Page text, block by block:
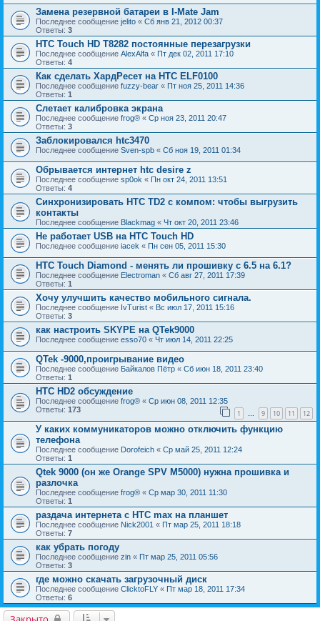
Замена резервной батареи в I-Mate Jam
Последнее сообщение jelito « Сб янв 21, 2012 00:37
Ответы: 3
HTC Touch HD T8282 постоянные перезагрузки
Последнее сообщение AlexAlfa « Пт дек 02, 2011 17:10
Ответы: 4
Как сделать ХардРесет на HTC ELF0100
Последнее сообщение fuzzy-bear « Пт ноя 25, 2011 14:36
Ответы: 1
Слетает калибровка экрана
Последнее сообщение frog® « Ср ноя 23, 2011 20:47
Ответы: 3
Заблокировался htc3470
Последнее сообщение Sven-spb « Сб ноя 19, 2011 01:34
Обрывается интернет htc desire z
Последнее сообщение sp0ok « Пн окт 24, 2011 13:51
Ответы: 4
Синхронизировать HTC TD2 с компом: чтобы выгрузить
контакты
Последнее сообщение Blackmag « Чт окт 20, 2011 23:46
Не работает USB на HTC Touch HD
Последнее сообщение iacek « Пн сен 05, 2011 15:30
HTC Touch Diamond - менять ли прошивку с 6.5 на 6.1?
Последнее сообщение Electroman « Сб авг 27, 2011 17:39
Ответы: 1
Хочу улучшить качество мобильного сигнала.
Последнее сообщение IvTurist « Вс июл 17, 2011 15:16
Ответы: 3
как настроить SKYPE на QTek9000
Последнее сообщение esso70 « Чт июл 14, 2011 22:25
QTek -9000,проигрывание видео
Последнее сообщение Байкалов Пётр « Сб июн 18, 2011 23:40
Ответы: 1
HTC HD2 обсуждение
Последнее сообщение frog® « Ср июн 08, 2011 12:35
Ответы: 173 1 … 9 10 11 12
У каких коммуникаторов можно отключить функцию
телефона
Последнее сообщение Dorofeich « Ср май 25, 2011 12:24
Ответы: 1
Qtek 9000 (он же Orange SPV M5000) нужна прошивка и
разлочка
Последнее сообщение frog® « Ср мар 30, 2011 11:30
Ответы: 1
раздача интернета с HTC max на планшет
Последнее сообщение Nick2001 « Пт мар 25, 2011 18:18
Ответы: 7
как убрать погоду
Последнее сообщение zin « Пт мар 25, 2011 05:56
Ответы: 3
где можно скачать загрузочный диск
Последнее сообщение ClicktoFLY « Пт мар 18, 2011 17:34
Ответы: 6